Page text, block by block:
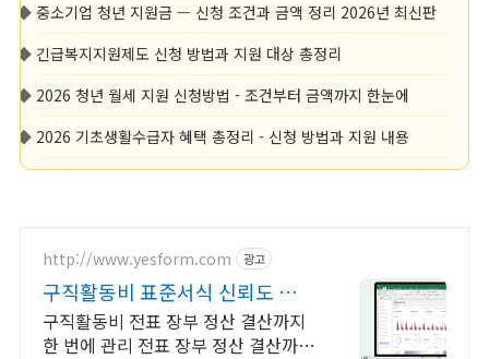
◆ 중소기업 청년 지원금 — 신청 조건과 금액 정리 2026년 최신판
◆ 긴급복지지원제도 신청 방법과 지원 대상 총정리
◆ 2026 청년 월세 지원 신청방법 - 조건부터 금액까지 한눈에
◆ 2026 기초생활수급자 혜택 총정리 - 신청 방법과 지원 내용
http://www.yesform.com 광고
구직활동비 표준서식 신뢰도 높은
회계자료
구직활동비 전표 장부 정산 결산까지
한 번에 관리 전표 장부 정산 결산까지